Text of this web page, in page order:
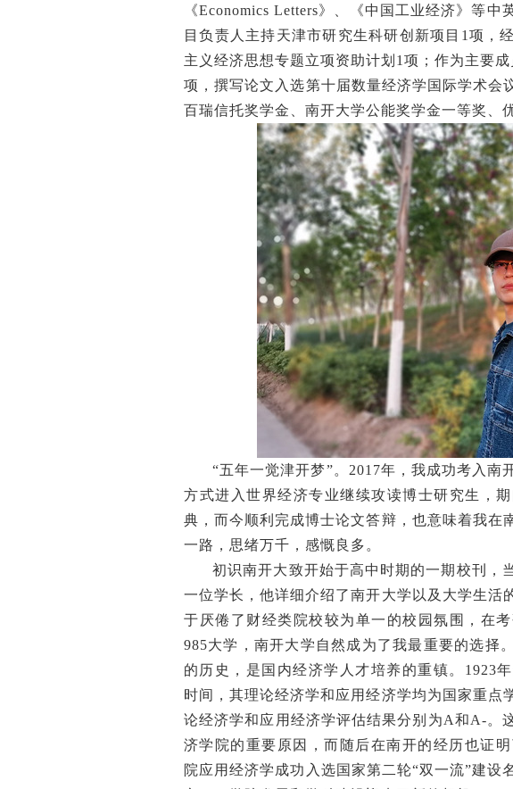
《Economics Letters》、《中国工业经济》等
目负责人主持天津市研究生科研创新项目1项，
主义经济思想专题立项资助计划1项；作为主要
项，撰写论文入选第十届数量经济学国际学术会
百瑞信托奖学金、南开大学公能奖学金一等奖、
“五年一觉津开梦”。2017年，我成功考入南
方式进入世界经济专业继续攻读博士研究生，
典，而今顺利完成博士论文答辩，也意味着我在
一路，思绪万千，感慨良多。
初识南开大致开始于高中时期的一期校刊，
一位学长，他详细介绍了南开大学以及大学生活
于厌倦了财经类院校较为单一的校园氛围，在
985大学，南开大学自然成为了我最重要的选择
的历史，是国内经济学人才培养的重镇。1923
时间，其理论经济学和应用经济学均为国家重点
论经济学和应用经济学评估结果分别为A和A-。
济学院的重要原因，而随后在南开的经历也证
院应用经济学成功入选国家第二轮“双一流”建设